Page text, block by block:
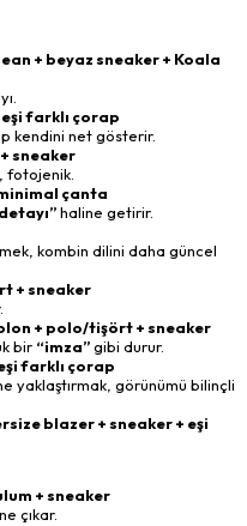
+ beyaz sneaker + Koala
farklı çorap
kendini net gösterir.
sneaker
fotojenik.
çanta
haline getirir.
kombin dilini daha güncel
+ sneaker
+ polo/tişört + sneaker
bir “imza”gibi durur.
farklı çorap
yaklaştırmak, görünümü bilinçli
blazer + sneaker + eşi
+ sneaker
çıkar.